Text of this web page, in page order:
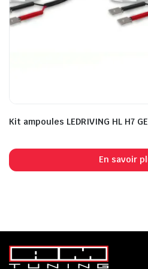
Kit ampoules LEDRIVING HL H7
En savoir